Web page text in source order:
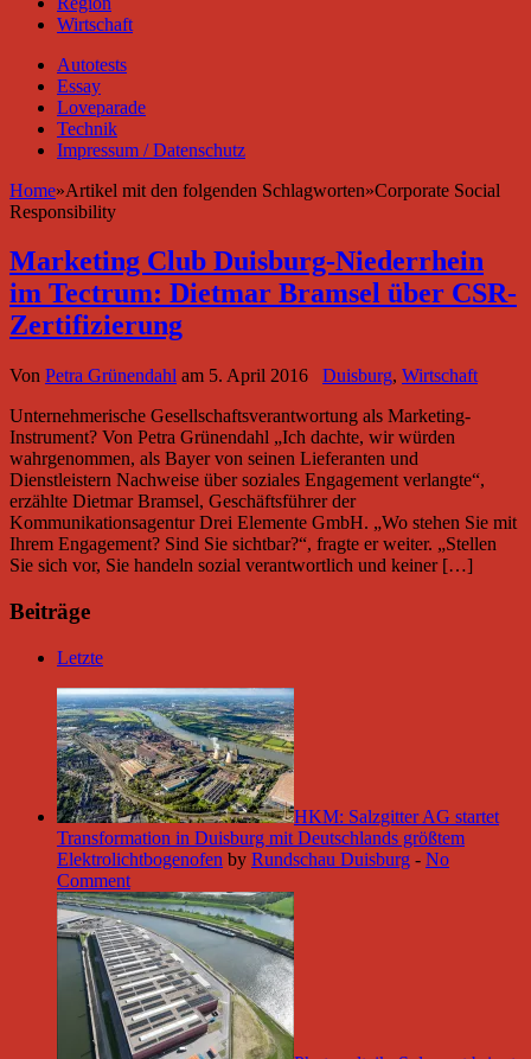
Wirtschaft
Autotests
Essay
Loveparade
Technik
Impressum / Datenschutz
Home»Artikel mit den folgenden Schlagworten»Corporate Social
Responsibility
Marketing Club Duisburg-Niederrhein
im Tectrum: Dietmar Bramsel über CSR-
Zertifizierung
Von Petra Grünendahl am 5. April 2016 Duisburg, Wirtschaft
Unternehmerische Gesellschaftsverantwortung als Marketing-
Instrument? Von Petra Grünendahl „Ich dachte, wir würden
wahrgenommen, als Bayer von seinen Lieferanten und
Dienstleistern Nachweise über soziales Engagement verlangte“,
erzählte Dietmar Bramsel, Geschäftsführer der
Kommunikationsagentur Drei Elemente GmbH. „Wo stehen Sie mit
Ihrem Engagement? Sind Sie sichtbar?“, fragte er weiter. „Stellen
Sie sich vor, Sie handeln sozial verantwortlich und keiner […]
Beiträge
Letzte
HKM: Salzgitter AG startet
Transformation in Duisburg mit Deutschlands größtem
Elektrolichtbogenofen by Rundschau Duisburg - No
Comment